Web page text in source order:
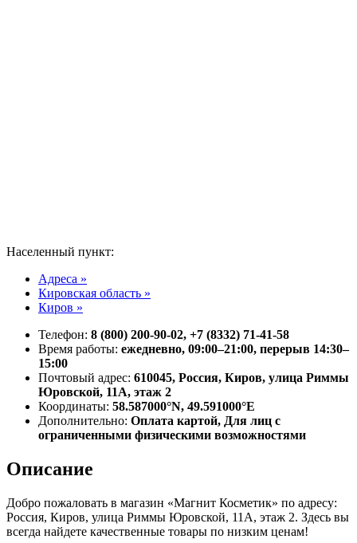
Населенный пункт:
Адреса »
Кировская область »
Киров »
Телефон: 8 (800) 200-90-02, +7 (8332) 71-41-58
Время работы: ежедневно, 09:00–21:00, перерыв 14:30–
15:00
Почтовый адрес: 610045, Россия, Киров, улица Риммы
Юровской, 11А, этаж 2
Координаты: 58.587000°N, 49.591000°E
Дополнительно: Оплата картой, Для лиц с
ограниченными физическими возможностями
Описание
Добро пожаловать в магазин «Магнит Косметик» по адресу:
Россия, Киров, улица Риммы Юровской, 11А, этаж 2. Здесь вы
всегда найдете качественные товары по низким ценам!